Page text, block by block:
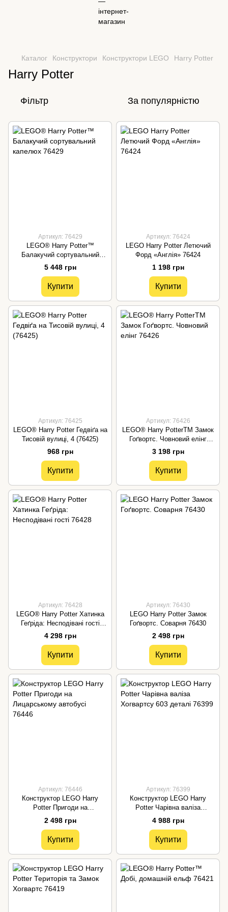
Каталог Конструктори Конструктори LEGO Harry Potter
Harry Potter
Фільтр За популярністю
Артикул: 76429
LEGO® Harry Potter™
Балакучий сортувальний
капелюх 76429
5 448 грн
Купити
Артикул: 76424
LEGO Harry Potter Летючий
Форд «Англія» 76424
1 198 грн
Купити
Артикул: 76425
LEGO® Harry Potter Гедвіґа на
Тисовій вулиці, 4 (76425)
968 грн
Купити
Артикул: 76426
LEGO® Harry PotterTM Замок
Гоґвортс. Човновий елінг
76426
3 198 грн
Купити
Артикул: 76428
LEGO® Harry Potter Хатинка
Геґріда: Несподівані гості
76428
4 298 грн
Купити
Артикул: 76430
LEGO Harry Potter Замок
Гоґвортс. Соварня 76430
2 498 грн
Купити
Артикул: 76446
Конструктор LEGO Harry
Potter Пригоди на
Лицарському автобусі 76446
2 498 грн
Купити
Артикул: 76399
Конструктор LEGO Harry
Potter Чарівна валіза
Хогвартсу 603 деталі 76399
4 988 грн
Купити